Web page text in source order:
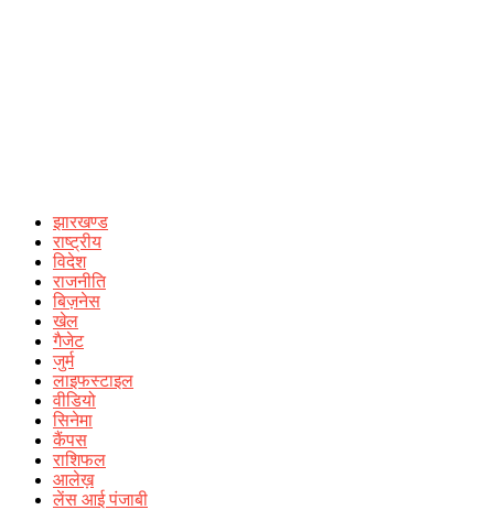
झारखण्ड
राष्ट्रीय
विदेश
राजनीति
बिज़नेस
खेल
गैजेट
जुर्म
लाइफस्टाइल
वीडियो
सिनेमा
कैंपस
राशिफल
आलेख़
लेंस आई पंजाबी